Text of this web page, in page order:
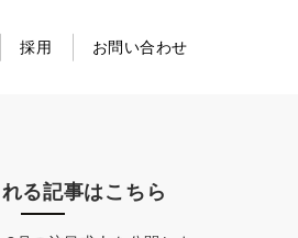
採用 お問い合わせ
る記事はこちら